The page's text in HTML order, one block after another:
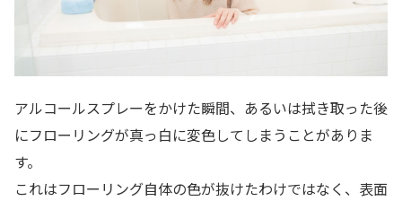
アルコールスプレーをかけた瞬間、あるいは拭き取った後
にフローリングが真っ白に変色してしまうことがありま
す。
これはフローリング自体の色が抜けたわけではなく、表面